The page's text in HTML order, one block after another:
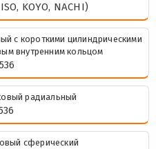
KOYO, NACHI)
с короткими цилиндрическими
внутренним кольцом
радиальный
сферический